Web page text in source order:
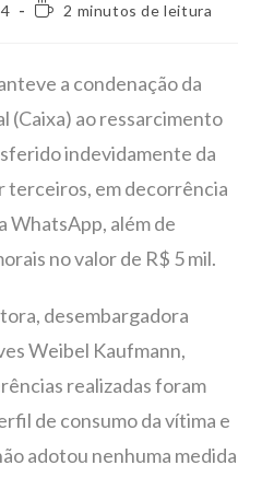
2 minutos de leitura
a condenação da
(Caixa) ao ressarcimento
indevidamente da
terceiros, em decorrência
WhatsApp, além de
no valor de R$ 5 mil.
desembargadora
Weibel Kaufmann,
realizadas foram
de consumo da vítima e
adotou nenhuma medida